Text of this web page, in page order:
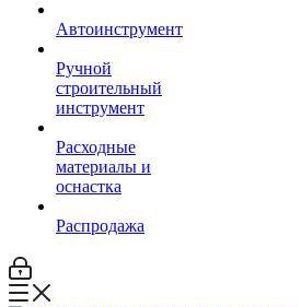
Автоинструмент
Ручной
строительный
инструмент
Расходные
материалы и
оснастка
Распродажа